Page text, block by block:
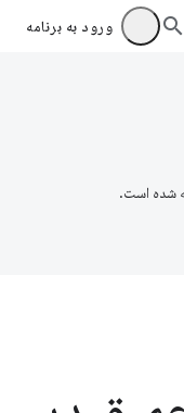
ورود به برنامه
شده است.